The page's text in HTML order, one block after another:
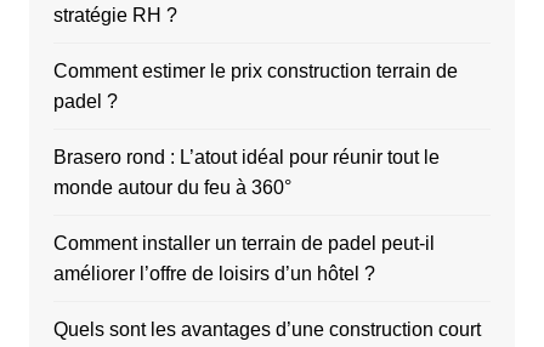
stratégie RH ?
Comment estimer le prix construction terrain de
padel ?
Brasero rond : L’atout idéal pour réunir tout le
monde autour du feu à 360°
Comment installer un terrain de padel peut-il
améliorer l’offre de loisirs d’un hôtel ?
Quels sont les avantages d’une construction court